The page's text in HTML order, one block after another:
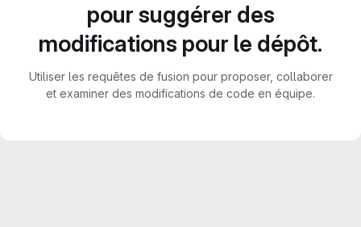
pour suggérer des
modifications pour le dépôt.
Utiliser les requêtes de fusion pour proposer, collaborer
et examiner des modifications de code en équipe.